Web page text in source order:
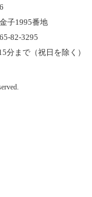
子1995番地
82-3295
まで（祝日を除く）